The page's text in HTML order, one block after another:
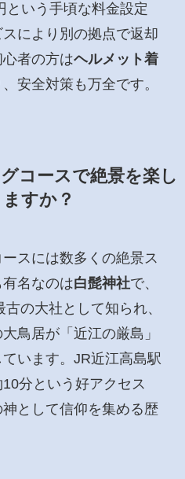
という手頃な料金設定
により別の拠点で返却
者の方はヘルメット着
安全対策も万全です。
コースで絶景を楽し
すか？
スには数多くの絶景ス
名なのは白髭神社で、
の大社として知られ、
鳥居が「近江の厳島」
います。JR近江高島駅
分という好アクセス
として信仰を集める歴